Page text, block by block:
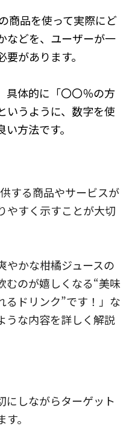
商品を使って実際にど
などを、ユーザーが一
があります。
具体的に「〇〇％の方
いうように、数字を使
方法です。
する商品やサービスが
やすく示すことが大切
やかな柑橘ジュースの
むのが嬉しくなる“美味
るドリンク”です！」な
うな内容を詳しく解説
にしながらターゲット
。